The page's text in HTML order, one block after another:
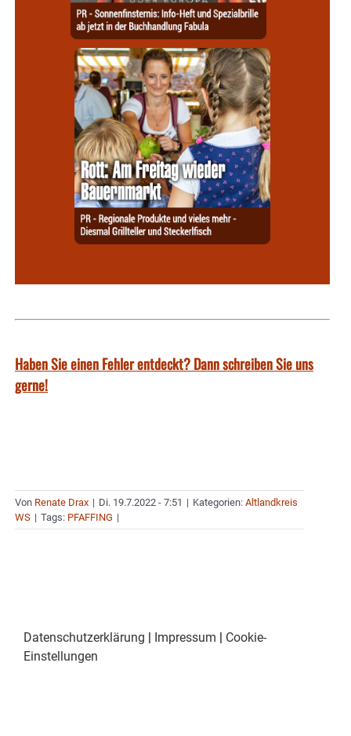
Haben Sie einen Fehler entdeckt? Dann schreiben Sie uns
gerne!
Von Renate Drax | Di. 19.7.2022 - 7:51 | Kategorien: Altlandkreis
WS | Tags: PFAFFING |
Datenschutzerklärung | Impressum | Cookie-
Einstellungen